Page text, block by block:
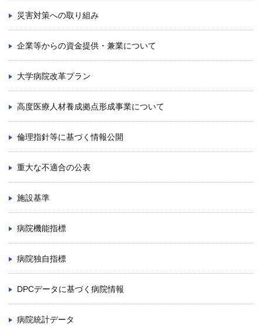
災害対策への取り組み
企業等からの資金提供・兼業について
大学病院改革プラン
高度医療人材養成拠点形成事業について
倫理指針等に基づく情報公開
重大な不適合の公表
施設基準
病院機能指標
病院独自指標
DPCデータに基づく病院情報
病院統計データ